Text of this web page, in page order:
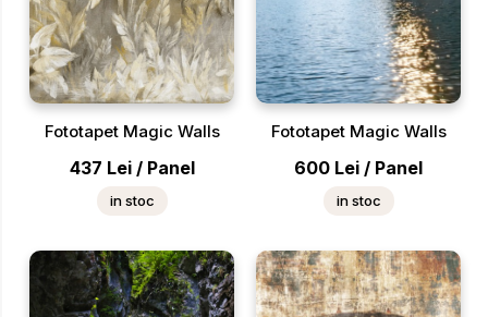
Fototapet Magic Walls
437 Lei / Panel
in stoc
Fototapet Magic Walls
600 Lei / Panel
in stoc